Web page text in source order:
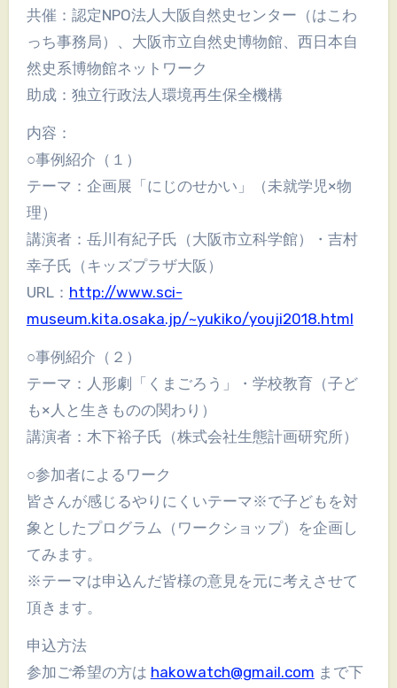
共催：認定NPO法人大阪自然史センター（はこわ
っち事務局）、大阪市立自然史博物館、西日本自
然史系博物館ネットワーク
助成：独立行政法人環境再生保全機構
内容：
○事例紹介（１）
テーマ：企画展「にじのせかい」（未就学児×物
理）
講演者：岳川有紀子氏（大阪市立科学館）・吉村
幸子氏（キッズプラザ大阪）
URL： http://www.sci-
museum.kita.osaka.jp/~yukiko/youji2018.html
○事例紹介（２）
テーマ：人形劇「くまごろう」・学校教育（子ど
も×人と生きものの関わり）
講演者：木下裕子氏（株式会社生態計画研究所）
○参加者によるワーク
皆さんが感じるやりにくいテーマ※で子どもを対
象としたプログラム（ワークショップ）を企画し
てみます。
※テーマは申込んだ皆様の意見を元に考えさせて
頂きます。
申込方法
参加ご希望の方は hakowatch@gmail.com まで下